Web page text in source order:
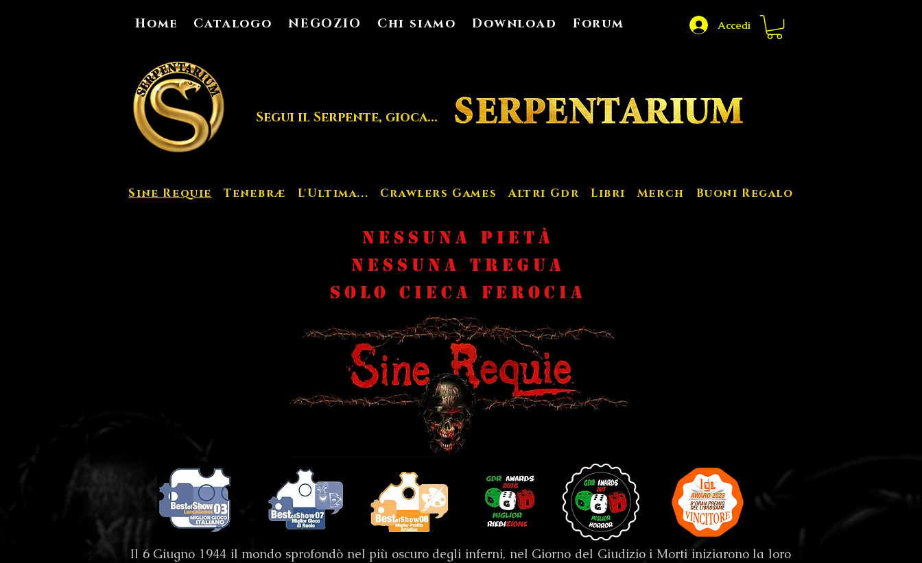
Accedi
Home Catalogo NEGOZIO Chi siamo Download Forum
Segui il Serpente, gioca...
Sine Requie Tenebræ L'Ultima... Crawlers Games Altri Gdr Libri Merch Buoni Regalo
NESSUNA PIETà
nESSUNA TREGUA
SOLO CIECA FEROCIA
Il 6 Giugno 1944 il mondo sprofondò nel più oscuro degli inferni, nel Giorno del Giudizio i Morti iniziarono la loro